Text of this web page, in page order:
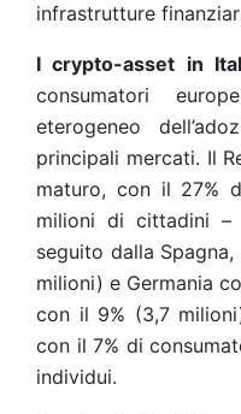
infrastrutture
I crypto-asset in
consumatori
eterogeneo
principali mercati. Il
maturo, con il 27%
milioni di cittadini –
seguito dalla
milioni) e Germania
con il 9% (3,7
con il 7% di
individui.